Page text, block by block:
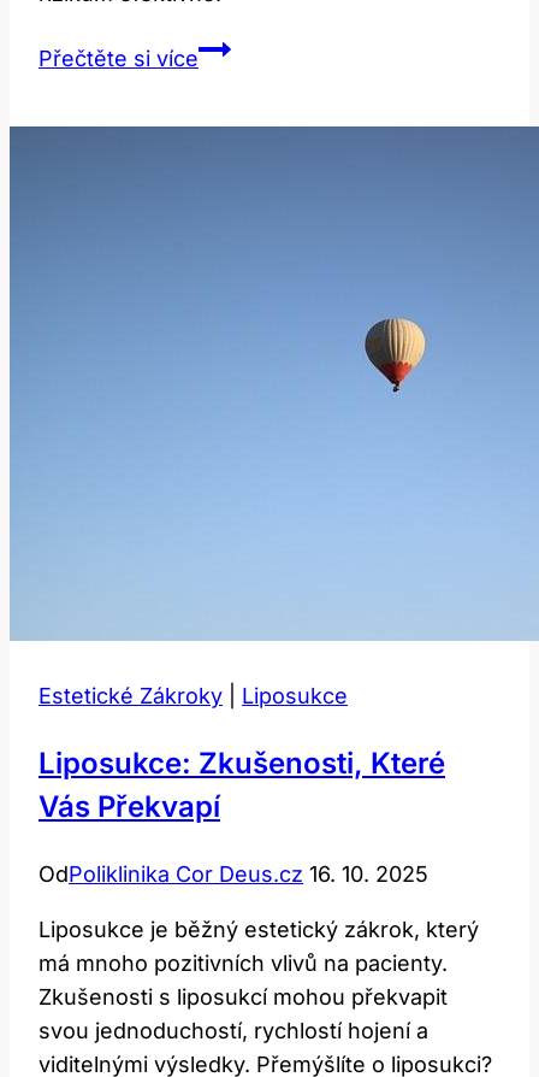
Přečtěte si víceInfračervené
Estetické Zákroky Liposukce
Liposukce: Zkušenosti, Které
Vás Překvapí
OdPoliklinika Cor Deus.cz 16. 10. 2025
Liposukce je běžný estetický zákrok, který
má mnoho pozitivních vlivů na pacienty.
Zkušenosti s liposukcí mohou překvapit
svou jednoduchostí, rychlostí hojení a
viditelnými výsledky. Přemýšlíte o liposukci?